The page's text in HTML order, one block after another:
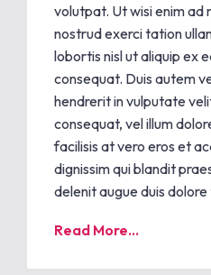
volutpat. Ut wisi enim ad
nostrud exerci tation
lobortis nisl ut aliquip ex
consequat. Duis autem
hendrerit in vulputate
consequat, vel illum
facilisis at vero eros et
dignissim qui blandit
delenit augue duis
Read More...